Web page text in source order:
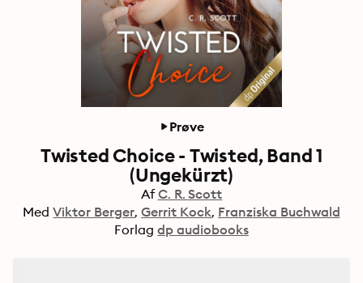
Prøve
Twisted Choice - Twisted, Band 1
(Ungekürzt)
Af C. R. Scott
Med Viktor Berger Gerrit Kock Franziska Buchwald
Forlag dp audiobooks